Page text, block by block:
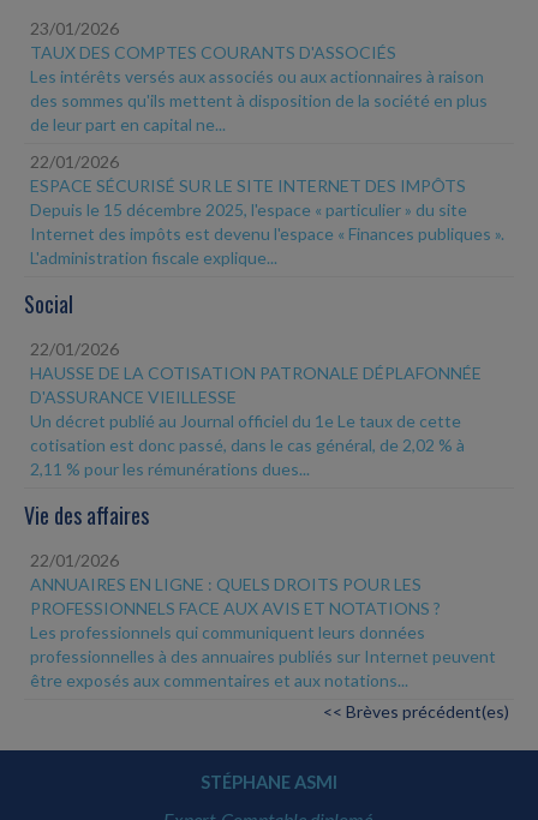
23/01/2026
TAUX DES COMPTES COURANTS D'ASSOCIÉS
Les intérêts versés aux associés ou aux actionnaires à raison
des sommes qu'ils mettent à disposition de la société en plus
de leur part en capital ne...
22/01/2026
ESPACE SÉCURISÉ SUR LE SITE INTERNET DES IMPÔTS
Depuis le 15 décembre 2025, l'espace « particulier » du site
Internet des impôts est devenu l'espace « Finances publiques ».
L'administration fiscale explique...
Social
22/01/2026
HAUSSE DE LA COTISATION PATRONALE DÉPLAFONNÉE
D'ASSURANCE VIEILLESSE
Un décret publié au Journal officiel du 1e Le taux de cette
cotisation est donc passé, dans le cas général, de 2,02 % à
2,11 % pour les rémunérations dues...
Vie des affaires
22/01/2026
ANNUAIRES EN LIGNE : QUELS DROITS POUR LES
PROFESSIONNELS FACE AUX AVIS ET NOTATIONS ?
Les professionnels qui communiquent leurs données
professionnelles à des annuaires publiés sur Internet peuvent
être exposés aux commentaires et aux notations...
<< Brèves précédent(es)
STÉPHANE ASMI